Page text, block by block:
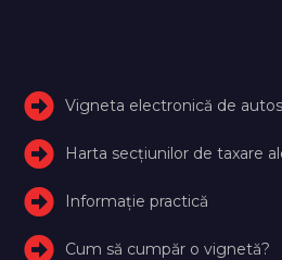
Vigneta electronică de
Harta secțiunilor de taxare
Informație practică
Cum să cumpăr o vignetă?